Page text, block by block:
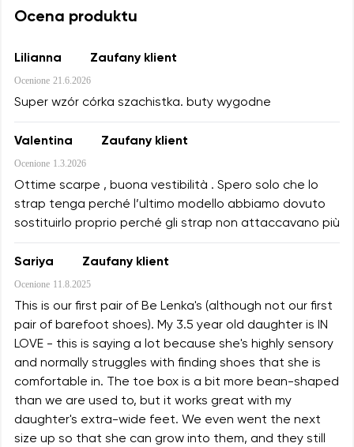
Ocena produktu
Lilianna Zaufany klient
Ocenione 21.6.2026
Super wzór córka szachistka. buty wygodne
Valentina Zaufany klient
Ocenione 1.3.2026
Ottime scarpe , buona vestibilità . Spero solo che lo
strap tenga perché l’ultimo modello abbiamo dovuto
sostituirlo proprio perché gli strap non attaccavano più
Sariya Zaufany klient
Ocenione 11.8.2025
This is our first pair of Be Lenka's (although not our first
pair of barefoot shoes). My 3.5 year old daughter is IN
LOVE - this is saying a lot because she's highly sensory
and normally struggles with finding shoes that she is
comfortable in. The toe box is a bit more bean-shaped
than we are used to, but it works great with my
daughter's extra-wide feet. We even went the next
size up so that she can grow into them, and they still